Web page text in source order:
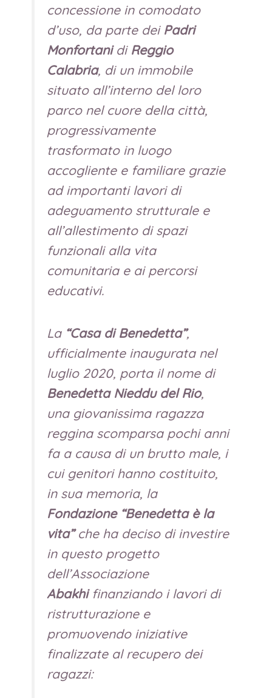
concessione in comodato
d’uso, da parte dei Padri
Monfortanidi Reggio
Calabria, di un immobile
situato all’interno del loro
parco nel cuore della città,
progressivamente
trasformato in luogo
accogliente e familiare grazie
ad importanti lavori di
adeguamento strutturale e
all’allestimento di spazi
funzionali alla vita
comunitaria e ai percorsi
educativi.
La “Casa di Benedetta”,
ufficialmente inaugurata nel
luglio 2020, porta il nome di
Benedetta Nieddu del Rio,
una giovanissima ragazza
reggina scomparsa pochi anni
fa a causa di un brutto male, i
cui genitori hanno costituito,
in sua memoria, la
Fondazione “Benedetta è la
vita”che ha deciso di investire
in questo progetto
dell’Associazione
Abakhifinanziando i lavori di
ristrutturazione e
promuovendo iniziative
finalizzate al recupero dei
ragazzi: